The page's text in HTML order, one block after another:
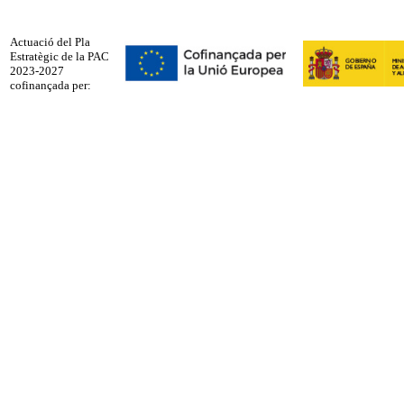
Actuació del Pla
Estratègic de la PAC
2023-2027
cofinançada per: